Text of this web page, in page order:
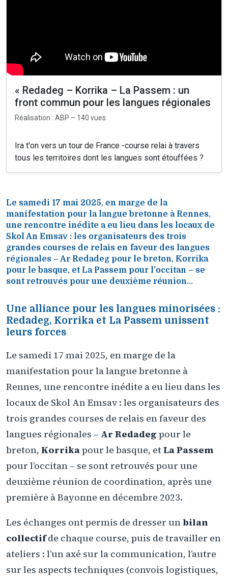
« Redadeg – Korrika – La Passem : un
front commun pour les langues régionales
Réalisation : ABP – 140 vues
Ira t'on vers un tour de France -course relai à travers
tous les territoires dont les langues sont étouffées ?
Le samedi 17 mai 2025, en marge de la
manifestation pour la langue bretonne à Rennes,
une rencontre inédite a eu lieu dans les locaux de
Skol An Emsav : les organisateurs des trois
grandes courses de relais en faveur des langues
régionales – Ar Redadeg pour le breton, Korrika
pour le basque, et La Passem pour l’occitan – se
sont retrouvés pour une deuxième réunion...
Une alliance pour les langues minorisées :
Redadeg, Korrika et La Passem unissent
leurs forces
Le samedi 17 mai 2025, en marge de la
manifestation pour la langue bretonne à
Rennes, une rencontre inédite a eu lieu dans les
locaux de Skol An Emsav : les organisateurs des
trois grandes courses de relais en faveur des
langues régionales – Ar Redadeg pour le
breton, Korrikapour le basque, etLa Passem
pour l’occitan – se sont retrouvés pour une
deuxième réunion de coordination, après une
première à Bayonne en décembre 2023.
Les échanges ont permis de dresser un bilan
collectifde chaque course, puis de travailler en
ateliers : l’un axé sur la communication, l’autre
sur les aspects techniques (convois logistiques,